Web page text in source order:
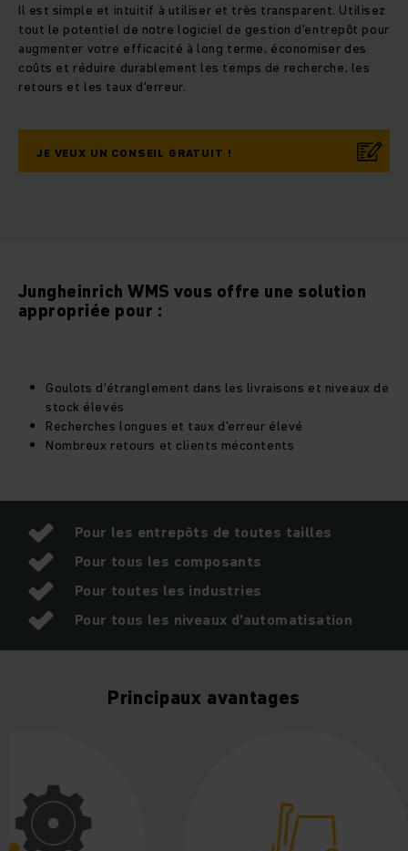
Il est simple et intuitif à utiliser et très transparent. Utilisez
tout le potentiel de notre logiciel de gestion d'entrepôt pour
augmenter votre efficacité à long terme, économiser des
coûts et réduire durablement les temps de recherche, les
retours et les taux d'erreur.
JE VEUX UN CONSEIL GRATUIT !
Jungheinrich WMS vous offre une solution
appropriée pour :
Goulots d'étranglement dans les livraisons et niveaux de
stock élevés
Recherches longues et taux d'erreur élevé
Nombreux retours et clients mécontents
Pour les entrepôts de toutes tailles
Pour tous les composants
Pour toutes les industries
Pour tous les niveaux d’automatisation
Principaux avantages